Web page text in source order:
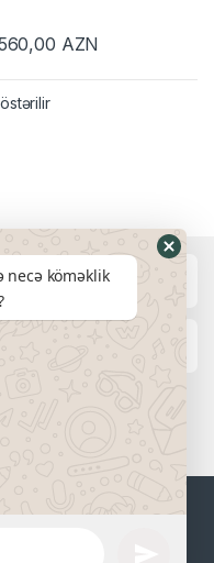
AZN
18:00-
necə köməklik